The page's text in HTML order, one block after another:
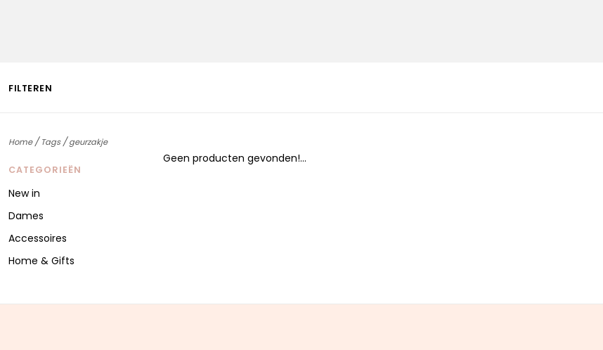
FILTEREN
Home/Tags/geurzakje
CATEGORIEËN
New in
Dames
Accessoires
Home & Gifts
Geen producten gevonden!...